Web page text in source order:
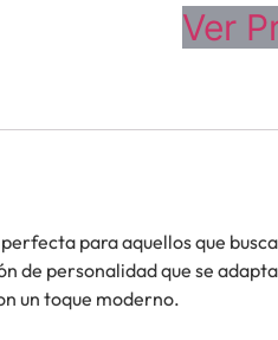
Ver
para aquellos que
de personalidad que se
un toque moderno.